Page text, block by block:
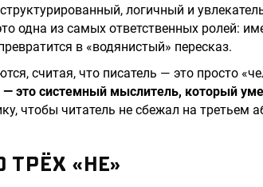
логичный и
одна из самых ответственных ролей:
в «водянистый» пересказ.
считая, что писатель — это просто
— это системный мыслитель, который
чтобы читатель не сбежал на третьем
ТРЁХ «НЕ»